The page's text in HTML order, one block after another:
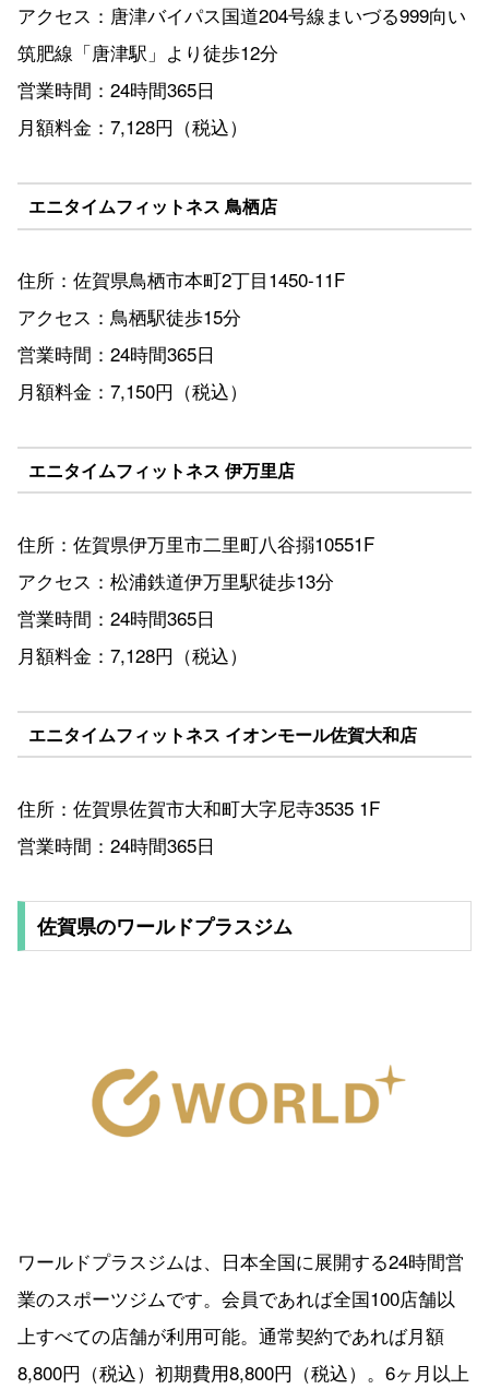
アクセス：唐津バイパス国道204号線まいづる999向い
筑肥線「唐津駅」より徒歩12分
営業時間：24時間365日
月額料金：7,128円（税込）
エニタイムフィットネス 鳥栖店
住所：佐賀県鳥栖市本町2丁目1450-11F
アクセス：鳥栖駅徒歩15分
営業時間：24時間365日
月額料金：7,150円（税込）
エニタイムフィットネス 伊万里店
住所：佐賀県伊万里市二里町八谷搦10551F
アクセス：松浦鉄道伊万里駅徒歩13分
営業時間：24時間365日
月額料金：7,128円（税込）
エニタイムフィットネス イオンモール佐賀大和店
住所：佐賀県佐賀市大和町大字尼寺3535 1F
営業時間：24時間365日
佐賀県のワールドプラスジム
ワールドプラスジムは、日本全国に展開する24時間営
業のスポーツジムです。会員であれば全国100店舗以
上すべての店舗が利用可能。通常契約であれば月額
8,800円（税込）初期費用8,800円（税込）。6ヶ月以上